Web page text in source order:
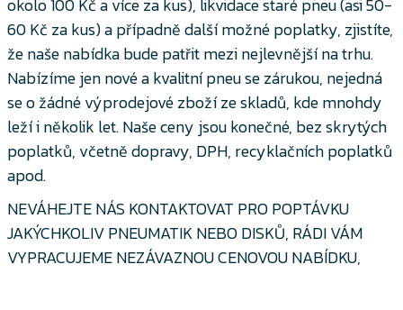
okolo 100 Kč a více za kus), likvidace staré pneu (asi 50-
60 Kč za kus) a případně další možné poplatky, zjistíte,
že naše nabídka bude patřit mezi nejlevnější na trhu.
Nabízíme jen nové a kvalitní pneu se zárukou, nejedná
se o žádné výprodejové zboží ze skladů, kde mnohdy
leží i několik let. Naše ceny jsou konečné, bez skrytých
poplatků, včetně dopravy, DPH, recyklačních poplatků
apod.
NEVÁHEJTE NÁS KONTAKTOVAT PRO POPTÁVKU
JAKÝCHKOLIV PNEUMATIK NEBO DISKŮ, RÁDI VÁM
VYPRACUJEME NEZÁVAZNOU CENOVOU NABÍDKU,